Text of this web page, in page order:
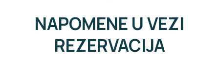
NAPOMENE U VEZI
REZERVACIJA